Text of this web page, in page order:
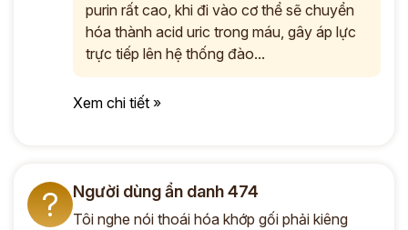
purin rất cao, khi đi vào cơ thể sẽ chuyển
hóa thành acid uric trong máu, gây áp lực
trực tiếp lên hệ thống đào...
Xem chi tiết »
? Người dùng ẩn danh 474
Tôi nghe nói thoái hóa khớp gối phải kiêng